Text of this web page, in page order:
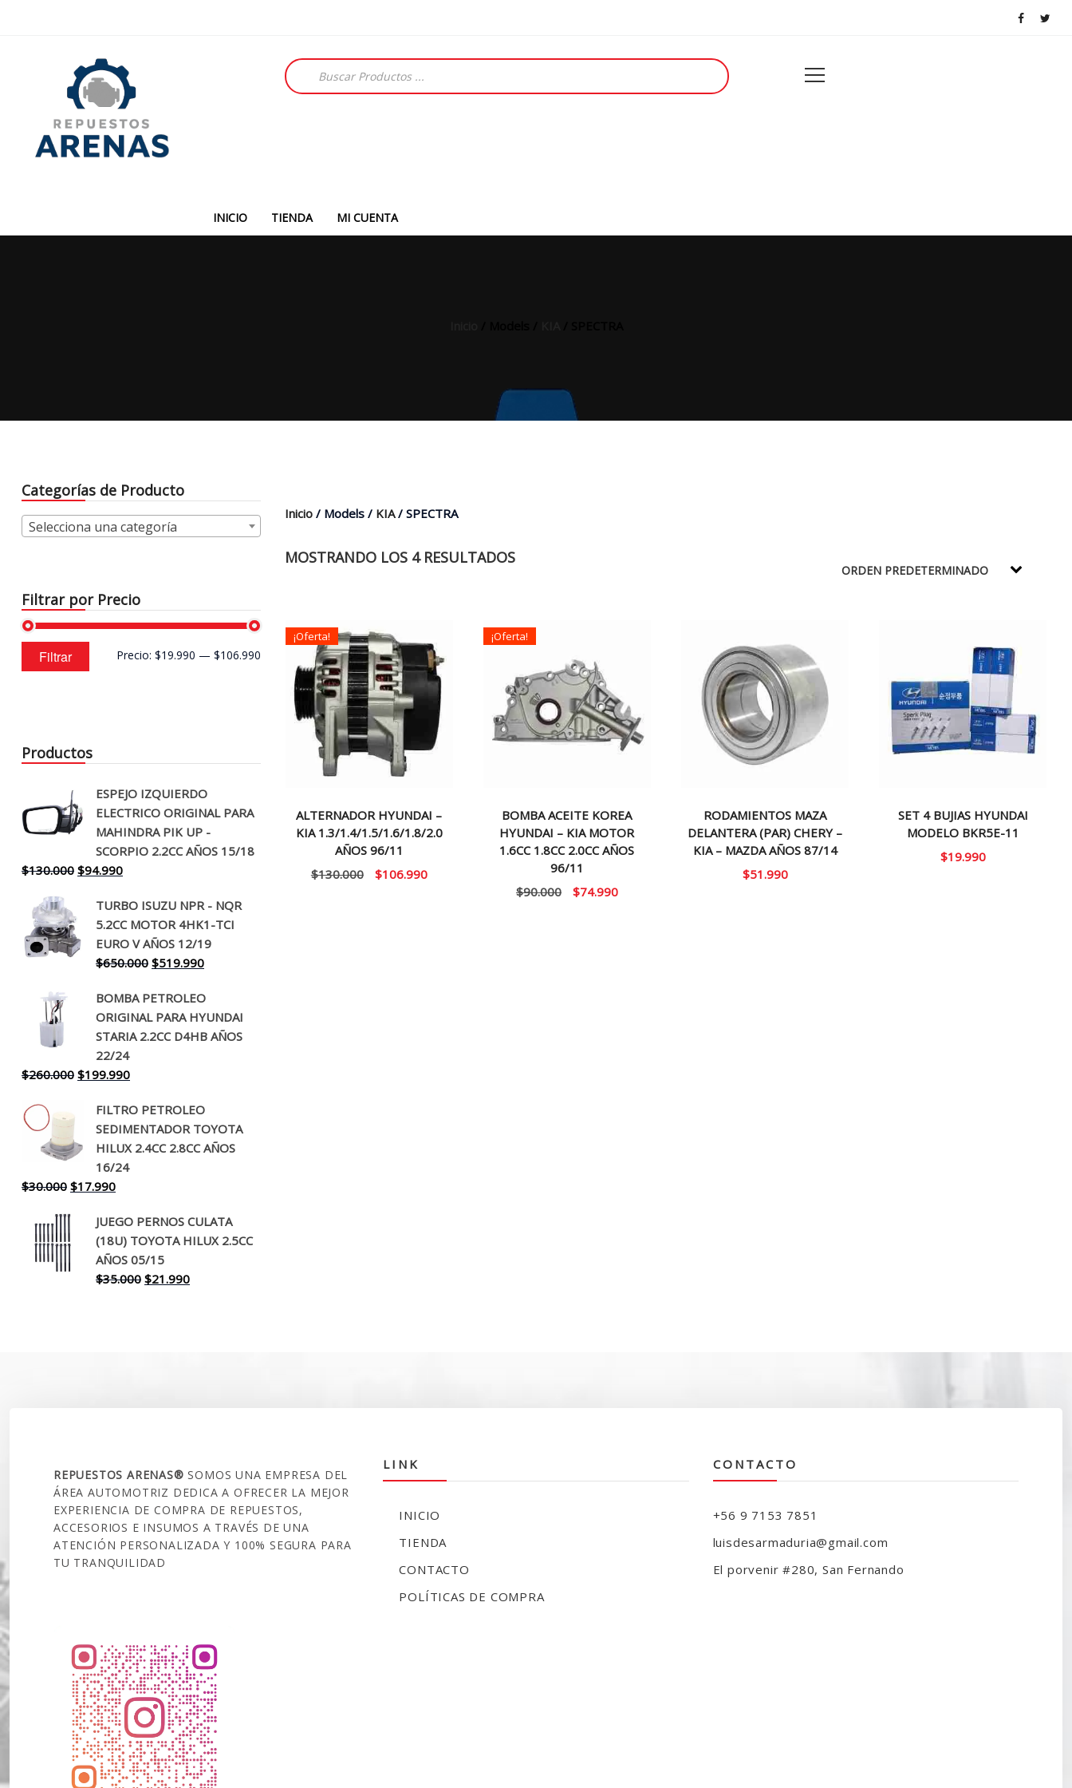
Búsqueda
de
productos
INICIO TIENDA MI CUENTA
Categorías de Producto
Selecciona una categoría
Filtrar por Precio
Precio
mínimo
Precio
máximo
Filtrar Precio: $19.990 — $106.990
Productos
ESPEJO IZQUIERDO
ELECTRICO ORIGINAL PARA
MAHINDRA PIK UP -
SCORPIO 2.2CC AÑOS 15/18
$130.000 El
original
era:
$130.000.
$94.990El
actual
es:
$94.990.
TURBO ISUZU NPR - NQR
5.2CC MOTOR 4HK1-TCI
EURO V AÑOS 12/19
$650.000 El
original
era:
$650.000.
$519.990El
actual
es:
$519.990.
BOMBA PETROLEO
ORIGINAL PARA HYUNDAI
STARIA 2.2CC D4HB AÑOS
22/24
$260.000 El
original
era:
$260.000.
$199.990El
actual
es:
$199.990.
FILTRO PETROLEO
SEDIMENTADOR TOYOTA
HILUX 2.4CC 2.8CC AÑOS
16/24
$30.000 El
original
era:
$30.000.
$17.990El
actual
es:
$17.990.
JUEGO PERNOS CULATA
(18U) TOYOTA HILUX 2.5CC
AÑOS 05/15
$35.000 El
$21.990El
Inicio / Models / KIA/ SPECTRA
MOSTRANDO LOS 4 RESULTADOS
¡Oferta!
ALTERNADOR HYUNDAI –
KIA 1.3/1.4/1.5/1.6/1.8/2.0
AÑOS 96/11
$130.000
El
$106.990El
¡Oferta!
BOMBA ACEITE KOREA
HYUNDAI – KIA MOTOR
1.6CC 1.8CC 2.0CC AÑOS
96/11
$90.000
El
$74.990El
RODAMIENTOS MAZA
DELANTERA (PAR) CHERY –
KIA – MAZDA AÑOS 87/14
$51.990
SET 4 BUJIAS HYUNDAI
MODELO BKR5E-11
$19.990
REPUESTOS ARENAS®SOMOS UNA EMPRESA DEL
ÁREA AUTOMOTRIZ DEDICA A OFRECER LA MEJOR
EXPERIENCIA DE COMPRA DE REPUESTOS,
ACCESORIOS E INSUMOS A TRAVÉS DE UNA
ATENCIÓN PERSONALIZADA Y 100% SEGURA PARA
TU TRANQUILIDAD
LINK
INICIO
TIENDA
CONTACTO
POLÍTICAS DE COMPRA
CONTACTO
+56 9 7153 7851
luisdesarmaduria@gmail.com
El porvenir #280, San Fernando